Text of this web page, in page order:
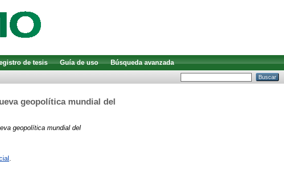
de tesis Guía de uso
Búsqueda avanzada
geopolítica mundial del
geopolítica mundial del
.